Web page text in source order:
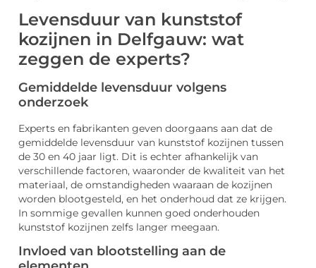
Levensduur van kunststof
kozijnen in Delfgauw: wat
zeggen de experts?
Gemiddelde levensduur volgens
onderzoek
Experts en fabrikanten geven doorgaans aan dat de
gemiddelde levensduur van kunststof kozijnen tussen
de 30 en 40 jaar ligt. Dit is echter afhankelijk van
verschillende factoren, waaronder de kwaliteit van het
materiaal, de omstandigheden waaraan de kozijnen
worden blootgesteld, en het onderhoud dat ze krijgen.
In sommige gevallen kunnen goed onderhouden
kunststof kozijnen zelfs langer meegaan.
Invloed van blootstelling aan de